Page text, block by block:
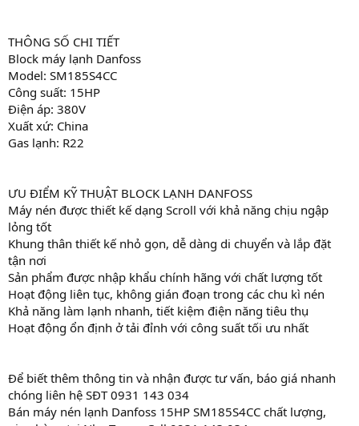
THÔNG SỐ CHI TIẾT
Block máy lạnh Danfoss
Model: SM185S4CC
Công suất: 15HP
Điện áp: 380V
Xuất xứ: China
Gas lạnh: R22
ƯU ĐIỂM KỸ THUẬT BLOCK LẠNH DANFOSS
Máy nén được thiết kế dạng Scroll với khả năng chịu ngập
lỏng tốt
Khung thân thiết kế nhỏ gọn, dễ dàng di chuyển và lắp đặt
tận nơi
Sản phẩm được nhập khẩu chính hãng với chất lượng tốt
Hoạt động liên tục, không gián đoạn trong các chu kì nén
Khả năng làm lạnh nhanh, tiết kiệm điện năng tiêu thụ
Hoạt động ổn định ở tải đỉnh với công suất tối ưu nhất
Để biết thêm thông tin và nhận được tư vấn, báo giá nhanh
chóng liên hệ SĐT 0931 143 034
Bán máy nén lạnh Danfoss 15HP SM185S4CC chất lượng,